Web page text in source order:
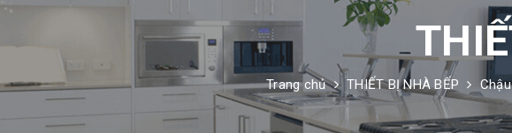
Trang chủ THIẾT BỊ NHÀ BẾP